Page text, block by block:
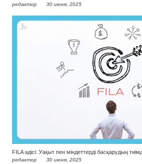
редактор 30 июня, 2025
FILA әдісі: Уақыт пен міндеттерді басқарудың
редактор 30 июня, 2025